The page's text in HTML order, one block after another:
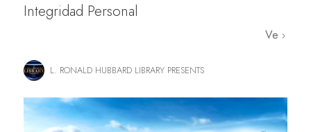
Integridad Personal
Ve
L. RONALD HUBBARD LIBRARY PRESENTS